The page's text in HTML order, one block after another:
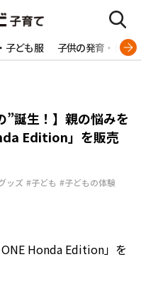
子ども服 子供の発育・発達
”誕生！】親の悩みを
Edition」を販売
ッズ #子ども #子どもの体験
Honda Edition」を